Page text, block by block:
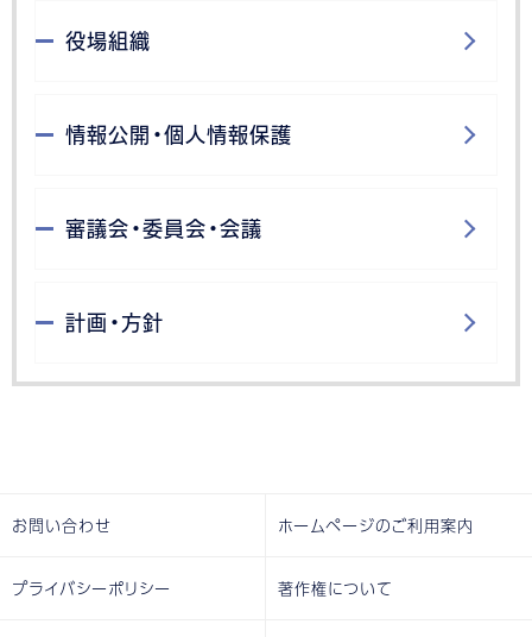
役場組織
情報公開・個人情報保護
審議会・委員会・会議
計画・方針
お問い合わせ ホームページのご利用案内
プライバシーポリシー 著作権について